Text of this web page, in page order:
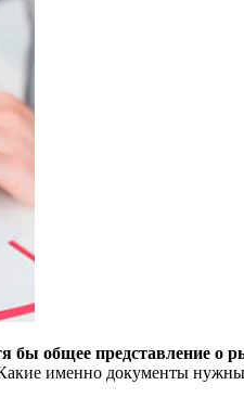
бы общее представление о
именно документы нужны